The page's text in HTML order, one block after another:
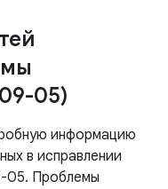
05)
информацию
в исправлении
05. Проблемы